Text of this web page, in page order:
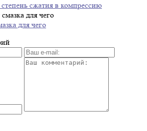
сжатия в компрессию
для чего